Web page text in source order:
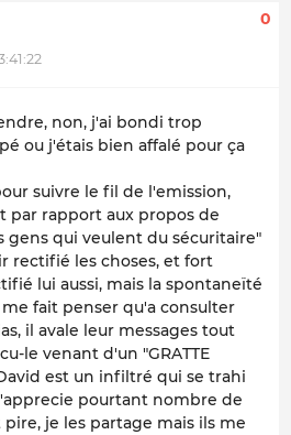
0
non, j'ai bondi trop
ou j'étais bien affalé pour ça
suivre le fil de l'emission,
rapport aux propos de
gens qui veulent du sécuritaire"
rectifié les choses, et fort
lui aussi, mais la spontaneïté
fait penser qu'a consulter
il avale leur messages tout
le venant d'un "GRATTE
est un infiltré qui se trahi
pourtant nombre de
je les partage mais ils me